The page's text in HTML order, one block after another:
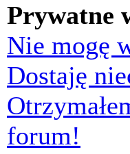
Prywatne
Nie mogę
Dostaję
forum!